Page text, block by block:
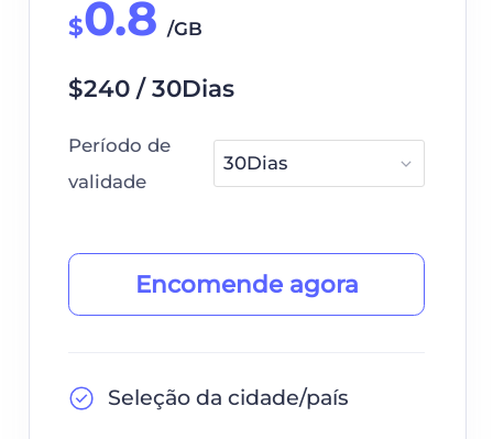
$0.8 /GB
$240 / 30Dias
Período de
validade
Encomende agora
Seleção da cidade/país